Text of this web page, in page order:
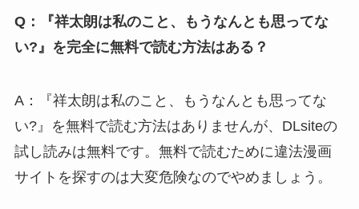
Q：『祥太朗は私のこと、もうなんとも思ってな
い?』を完全に無料で読む方法はある？
A：『祥太朗は私のこと、もうなんとも思ってな
い?』を無料で読む方法はありませんが、DLsiteの
試し読みは無料です。無料で読むために違法漫画
サイトを探すのは大変危険なのでやめましょう。